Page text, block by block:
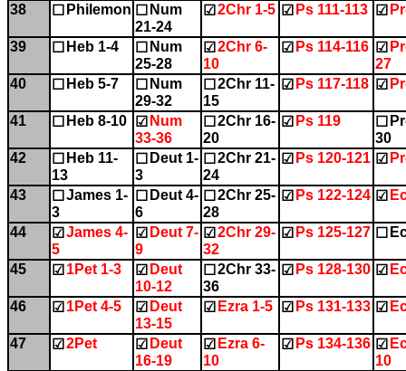
38
☐ Philemon ☐ Num
21-24
☑ 2Chr 1-5 ☑ Ps 111-113 ☑
39 ☐ Heb 1-4 ☐ Num
25-28
☑ 2Chr 6-
10
☑ Ps 114-116 ☑
27
40
☐ Heb 5-7 ☐ Num
29-32
☐ 2Chr 11-
15
☑ Ps 117-118 ☑
41 ☐ Heb 8-10 ☑ Num
33-36
☐ 2Chr 16-
20
☑ Ps 119 ☐
30
42
☐ Heb 11-
13
☐ Deut 1-
3
☐ 2Chr 21-
24
☑ Ps 120-121 ☑
43 ☐ James 1-
3
☐ Deut 4-
6
☐ 2Chr 25-
28
☑ Ps 122-124 ☑
44 ☑ James 4-
5
☑ Deut 7-
9
☑ 2Chr 29-
32
☑ Ps 125-127 ☐
45 ☑ 1Pet 1-3 ☑ Deut
10-12
☐ 2Chr 33-
36
☑ Ps 128-130 ☑
46 ☑ 1Pet 4-5 ☑ Deut
13-15
☑ Ezra 1-5 ☑ Ps 131-133 ☑
47 ☑ 2Pet ☑ Deut
16-19
☑ Ezra 6-
10
☑ Ps 134-136 ☑
10